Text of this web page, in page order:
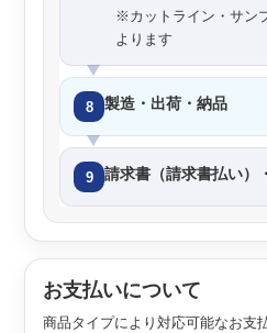
※カットライン・サン
よります
8 製造・出荷・納品
9 請求書（請求書払い）
お支払いについて
商品タイプにより対応可能なお支